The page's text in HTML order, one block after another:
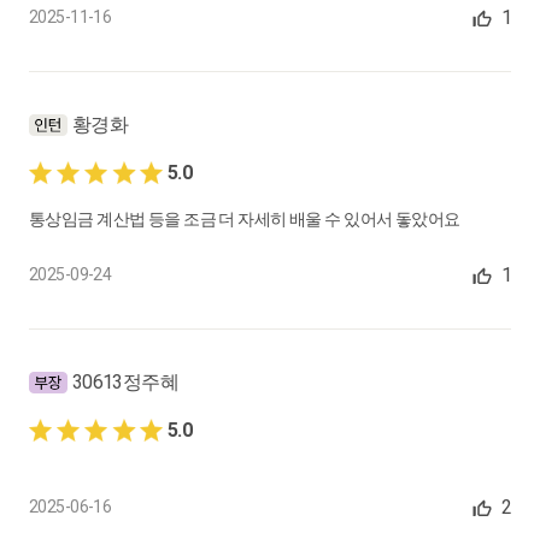
규칙의 변경
항 등
0:07:13
20. [제10장] 노사협의회 : 노사협의회의 설치, 구성과 규정의 신고 등,
제1-4절. 노사 동수 구성, 위원의 선출, 운영, 협의사항, 의결사항,
0:07:51
21.
[제11장] 4대보험 실무 : 4대보험의 개요
료 부과기준
2025-11-16 1
황경화
5.0
통상임금 계산법 등을 조금 더 자세히 배울 수 있어서 돟았어요
2025-09-24 1
30613정주혜
5.0
2025-06-16 2